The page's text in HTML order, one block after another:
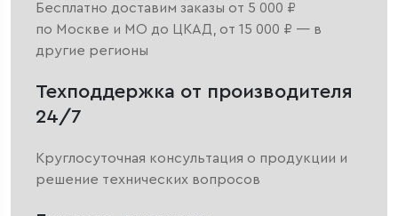
Бесплатно доставим заказы от 5 000 ₽
по Москве и МО до ЦКАД, от 15 000 ₽ — в
другие регионы
Техподдержка от производителя
24/7
Круглосуточная консультация о продукции и
решение технических вопросов